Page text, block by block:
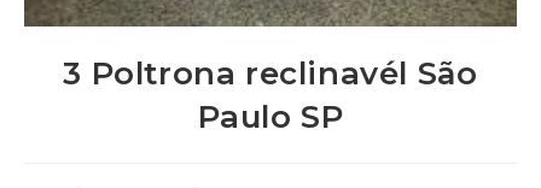
3 Poltrona reclinavél São
Paulo SP